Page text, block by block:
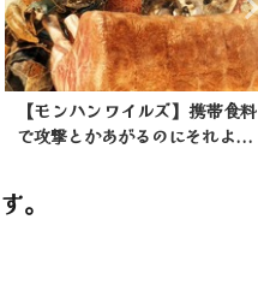
【モンハンワイルズ】携帯食料
で攻撃とかあがるのにそれよ...
。